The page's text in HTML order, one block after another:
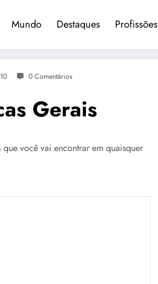
Mundo Destaques Profissões
0 Comentários
Gerais
que você vai encontrar em quaisquer